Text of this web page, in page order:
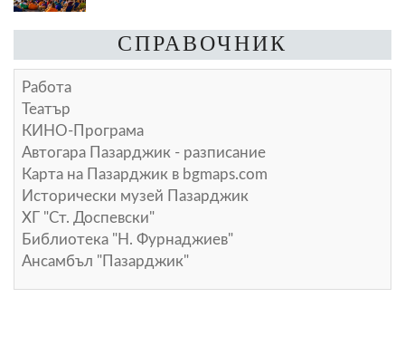
СПРАВОЧНИК
Работа
Театър
КИНО-Програма
Автогара Пазарджик - разписание
Карта на Пазарджик в bgmaps.com
Исторически музей Пазарджик
ХГ "Ст. Доспевски"
Библиотека "Н. Фурнаджиев"
Ансамбъл "Пазарджик"